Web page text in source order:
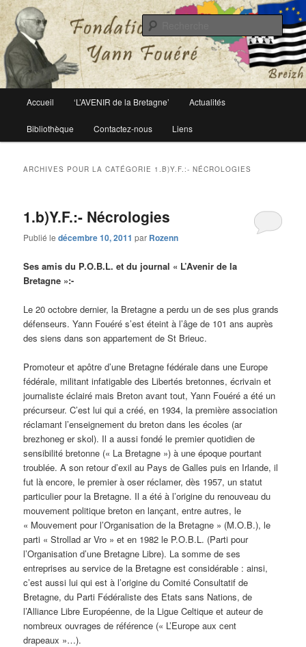
Fondation Yann Fouéré
Le site officiel de la fondation Yann Fouéré
principal
Aller
au
Aller
au
Accueil ‘L’AVENIR de la Bretagne’ Actualités
Bibliothèque Contactez-nous Liens
ARCHIVES POUR LA CATÉGORIE 1.B)Y.F.:- NÉCROLOGIES
1.b)Y.F.:- Nécrologies
Publié ledécembre 10, 2011 par Rozenn
Ses amis du P.O.B.L. et du journal « L’Avenir de la
Bretagne »:-
Le 20 octobre dernier, la Bretagne a perdu un de ses plus grands
défenseurs. Yann Fouéré s’est éteint à l’âge de 101 ans auprès
des siens dans son appartement de St Brieuc.
Promoteur et apôtre d’une Bretagne fédérale dans une Europe
fédérale, militant infatigable des Libertés bretonnes, écrivain et
journaliste éclairé mais Breton avant tout, Yann Fouéré a été un
précurseur. C’est lui qui a créé, en 1934, la première association
réclamant l’enseignement du breton dans les écoles (ar
brezhoneg er skol). Il a aussi fondé le premier quotidien de
sensibilité bretonne (« La Bretagne ») à une époque pourtant
troublée. A son retour d’exil au Pays de Galles puis en Irlande, il
fut là encore, le premier à oser réclamer, dès 1957, un statut
particulier pour la Bretagne. Il a été à l’origine du renouveau du
mouvement politique breton en lançant, entre autres, le
« Mouvement pour l’Organisation de la Bretagne » (M.O.B.), le
parti « Strollad ar Vro » et en 1982 le P.O.B.L. (Parti pour
l’Organisation d’une Bretagne Libre). La somme de ses
entreprises au service de la Bretagne est considérable : ainsi,
c’est aussi lui qui est à l’origine du Comité Consultatif de
Bretagne, du Parti Fédéraliste des Etats sans Nations, de
l’Alliance Libre Européenne, de la Ligue Celtique et auteur de
nombreux ouvrages de référence (« L’Europe aux cent
drapeaux »…).